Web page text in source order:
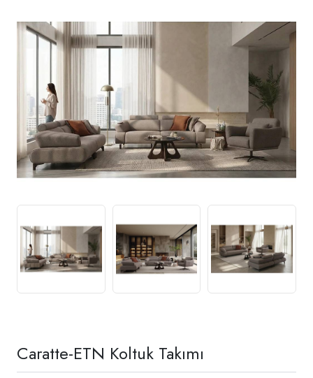
Caratte-ETN Koltuk Takımı